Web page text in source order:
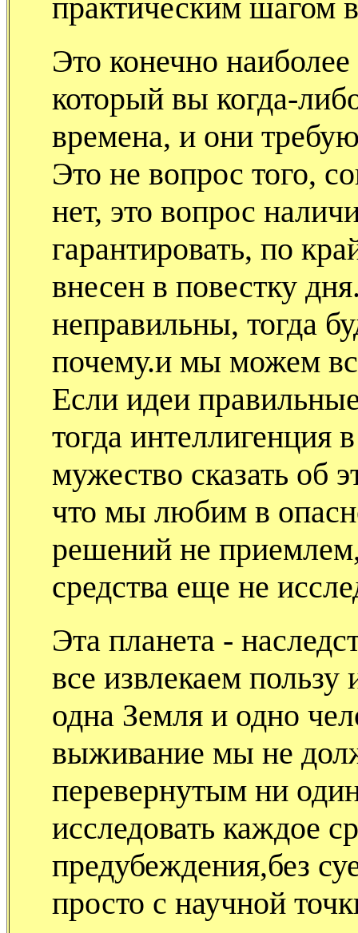
практическим шагом
Это конечно
который вы когда-
времена, и они
Это не вопрос того,
нет, это вопрос
гарантировать, по
внесен в повестку
неправильны, тогда
почему.и мы можем
Если идеи
тогда интеллигенция
мужество сказать об
что мы любим в
решений не
средства еще не
Эта планета -
все извлекаем
одна Земля и одно
выживание мы не
перевернутым ни
исследовать каждое
предубеждения,без
просто с научной